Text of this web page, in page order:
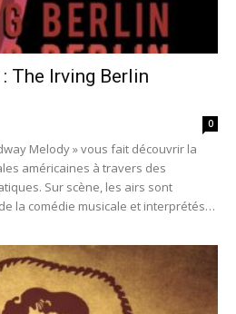
The Irving Berlin
0
Melody » vous fait découvrir la
américaines à travers des
Sur scène, les airs sont
la comédie musicale et interprétés